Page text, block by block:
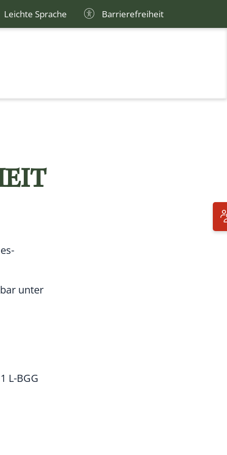
Leichte Sprache Barrierefreiheit
unter
L-BGG